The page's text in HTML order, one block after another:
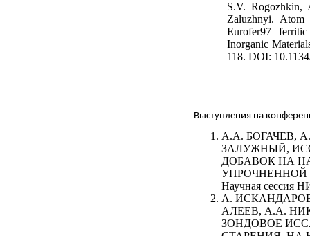
S.V.
Zaluzhnyi. Atom
Eurofer97
Inorganic
118. DOI:
Выступления на
А.А. БОГАЧЕВ,
ЗАЛУЖНЫЙ,
ДОБАВОК НА
Научная сессия
А.
АЛЕЕВ, А.А.
ЗОНДОВОЕ